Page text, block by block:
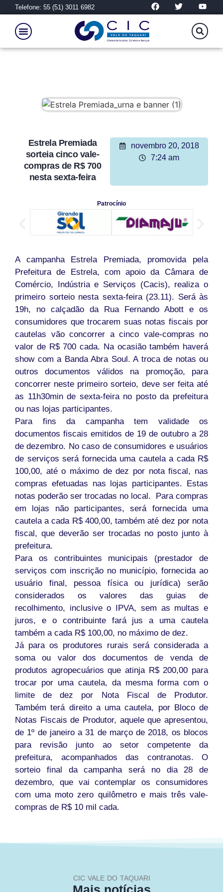
Telefone: 55 (51) 3011 6982
Estrela Premiada
sorteia cinco vale-
compras de R$ 700
nesta sexta-feira
novembro 20, 2018
7:24 am
Patrocínio
A campanha Estrela Premiada, promovida pela
Prefeitura de Estrela, com apoio da Câmara de
Comércio, Indústria e Serviços (Cacis), realiza o
primeiro sorteio nesta sexta-feira (23.11). Será às
19h, no calçadão da Rua Fernando Abott e os
consumidores que trocarem suas notas fiscais por
cautelas vão concorrer a cinco vale-compras no
valor de R$ 700 cada. Na ocasião também haverá
show com a Banda Abra Soul. A troca de notas ou
outros documentos válidos na promoção, para
concorrer neste primeiro sorteio, deve ser feita até
as 11h30min de sexta-feira no posto da prefeitura
ou nas lojas participantes.
Para fins da campanha tem validade os
documentos fiscais emitidos de 19 de outubro a 28
de dezembro. No caso de consumidores e usuários
de serviços será fornecida uma cautela a cada R$
100,00, até o máximo de dez por nota fiscal, nas
compras efetuadas nas lojas participantes. Estas
notas poderão ser trocadas no local. Para compras
em lojas não participantes, será fornecida uma
cautela a cada R$ 400,00, também até dez por nota
fiscal, que deverão ser trocadas no posto junto à
prefeitura.
Para os contribuintes municipais (prestador de
serviços com inscrição no município, fornecida ao
usuário final, pessoa física ou jurídica) serão
considerados os valores das guias de
recolhimento, inclusive o IPVA, sem as multas e
juros, e o contribuinte fará jus a uma cautela
também a cada R$ 100,00, no máximo de dez.
Já para os produtores rurais será considerada a
soma ou valor dos documentos de venda de
produtos agropecuários que atinja R$ 200,00 para
trocar por uma cautela, da mesma forma com o
limite de dez por Nota Fiscal de Produtor.
Tambémterá direito a uma cautela, por Bloco de
Notas Fiscais de Produtor, aquele que apresentou,
de 1º de janeiro a31 de março de 2018, os blocos
para revisão junto ao setor competente da
prefeitura, acompanhados das contranotas. O
sorteio final da campanha será no dia28 de
dezembro, que vai contemplar os consumidores
com uma moto zero quilômetro e mais três vale-
compras de R$ 10 mil cada.
CIC VALE DO TAQUARI